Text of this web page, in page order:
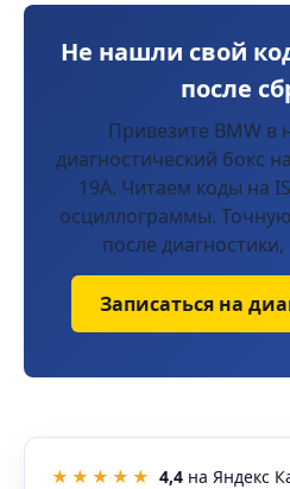
Не нашли свой
после
Привезите BMW в
диагностический бокс
19А. Читаем коды на
осциллограммы.
после диагностики,
Записаться на
★★★★★ 4,4 на Яндекс